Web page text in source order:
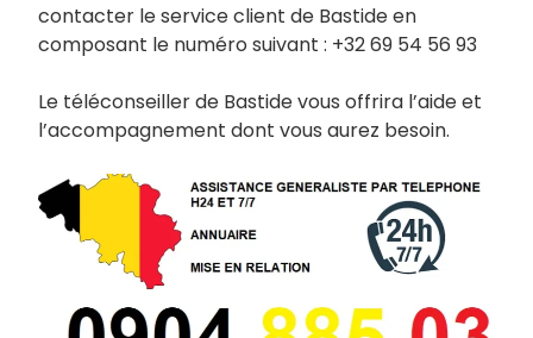
contacter le service client de Bastide en
composant le numéro suivant : +32 69 54 56 93
Le téléconseiller de Bastide vous offrira l’aide et
l’accompagnement dont vous aurez besoin.